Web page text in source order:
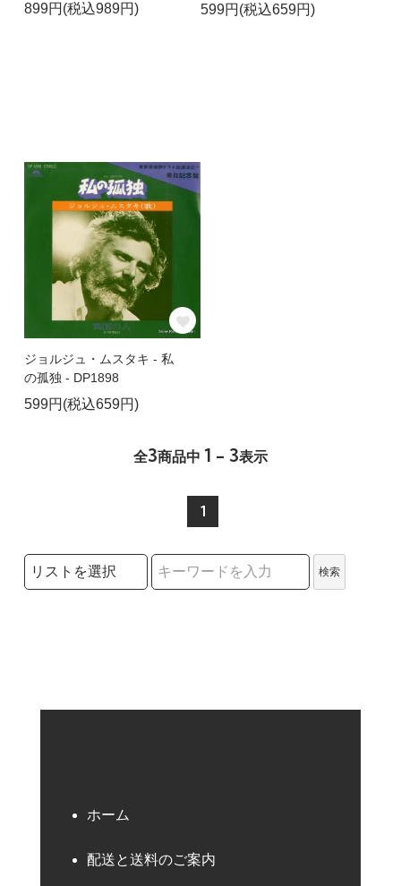
899円(税込989円) 599円(税込659円)
ジョルジュ・ムスタキ - 私
の孤独 - DP1898
599円(税込659円)
全3商品中 1 - 3表示
1
検索リストの選択
検索
ホーム
配送と送料のご案内